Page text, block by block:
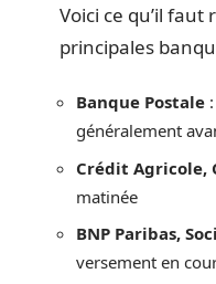
Voici ce qu’il
principales
Banque Postale
généralement
Crédit Agricole,
matinée
BNP Paribas,
versement en